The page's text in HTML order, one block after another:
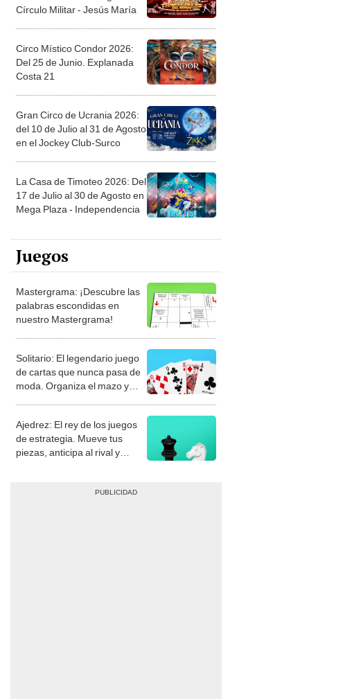
Círculo Militar - Jesús María
Circo Místico Condor 2026:
Del 25 de Junio. Explanada
Costa 21
Gran Circo de Ucrania 2026:
del 10 de Julio al 31 de Agosto
en el Jockey Club-Surco
La Casa de Timoteo 2026: Del
17 de Julio al 30 de Agosto en
Mega Plaza - Independencia
Juegos
Mastergrama: ¡Descubre las
palabras escondidas en
nuestro Mastergrama!
Solitario: El legendario juego
de cartas que nunca pasa de
moda. Organiza el mazo y
Ajedrez: El rey de los juegos
de estrategia. Mueve tus
piezas, anticipa al rival y